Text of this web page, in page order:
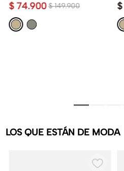
$ 149.900
$ 74.900 $
LOS QUE ESTÁN DE MODA